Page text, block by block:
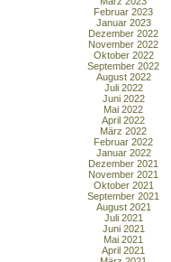
Februar 2023
Januar 2023
Dezember 2022
November 2022
Oktober 2022
September 2022
August 2022
Juli 2022
Juni 2022
Mai 2022
April 2022
März 2022
Februar 2022
Januar 2022
Dezember 2021
November 2021
Oktober 2021
September 2021
August 2021
Juli 2021
Juni 2021
Mai 2021
April 2021